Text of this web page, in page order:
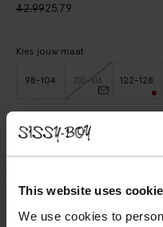
This website uses
We use cookies to
42.9925.79
Kies jouw maat
98-104 110-116 122-128
Gratis verzending naar winkel